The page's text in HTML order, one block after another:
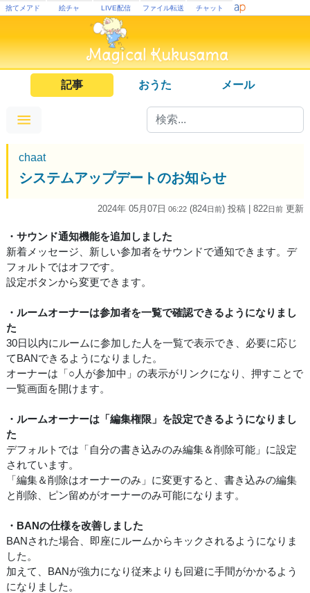
捨てメアド 絵チャ LIVE配信 ファイル転送 チャット
記事 おうた メール
chaat
システムアップデートのお知らせ
2024年 05月07日 06:22 (824日前) 投稿 | 822日前 更新
・サウンド通知機能を追加しました
新着メッセージ、新しい参加者をサウンドで通知できます。デ
フォルトではオフです。
設定ボタンから変更できます。
・ルームオーナーは参加者を一覧で確認できるようになりまし
た
30日以内にルームに参加した人を一覧で表示でき、必要に応じ
てBANできるようになりました。
オーナーは「○人が参加中」の表示がリンクになり、押すことで
一覧画面を開けます。
・ルームオーナーは「編集権限」を設定できるようになりまし
た
デフォルトでは「自分の書き込みのみ編集＆削除可能」に設定
されています。
「編集＆削除はオーナーのみ」に変更すると、書き込みの編集
と削除、ピン留めがオーナーのみ可能になります。
・BANの仕様を改善しました
BANされた場合、即座にルームからキックされるようになりま
した。
加えて、BANが強力になり従来よりも回避に手間がかかるよう
になりました。